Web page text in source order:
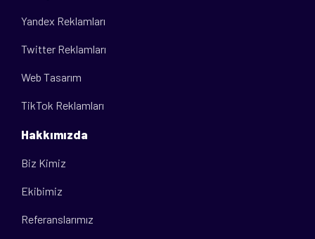
Yandex Reklamları
Twitter Reklamları
Web Tasarım
TikTok Reklamları
Hakkımızda
Biz Kimiz
Ekibimiz
Referanslarımız